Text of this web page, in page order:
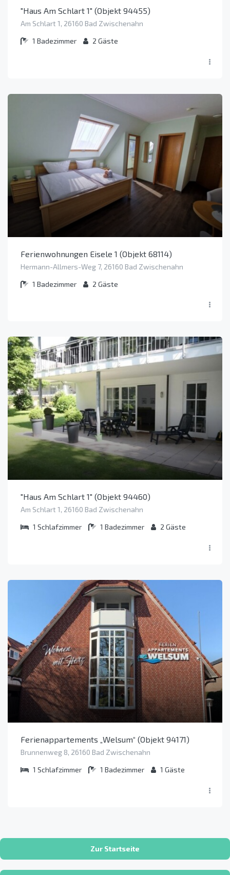
"Haus Am Schlart 1" (Objekt 94455)
Am Schlart 1, 26160 Bad Zwischenahn
1 Badezimmer 2 Gäste
Ferienwohnungen Eisele 1 (Objekt 68114)
Hermann-Allmers-Weg 7, 26160 Bad Zwischenahn
1 Badezimmer 2 Gäste
"Haus Am Schlart 1" (Objekt 94460)
Am Schlart 1, 26160 Bad Zwischenahn
1 Schlafzimmer 1 Badezimmer 2 Gäste
Ferienappartements „Welsum“ (Objekt 94171)
Brunnenweg 8, 26160 Bad Zwischenahn
1 Schlafzimmer 1 Badezimmer 1 Gäste
Zur Startseite